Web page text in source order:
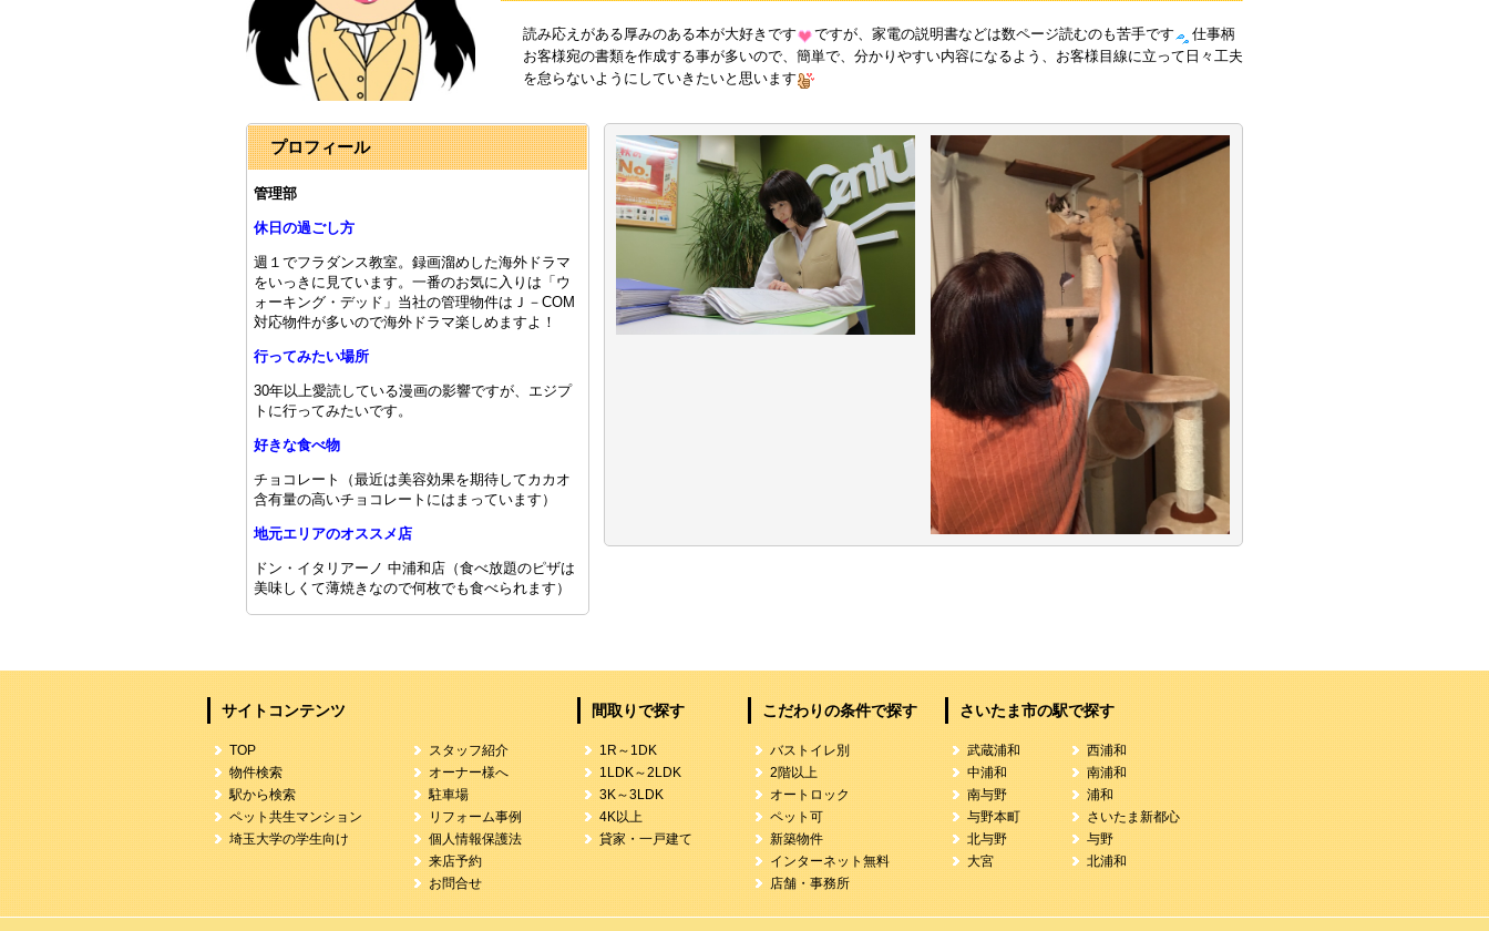
読み応えがある厚みのある本が大好きです ですが、家電の説明書などは数ページ読むのも苦手です
仕事柄
お客様宛の書類を作成する事が多いので、簡単で、分かりやすい内容になるよう、お客様目線に立って日々工夫
を怠らないようにしていきたいと思います
プロフィール
管理部
休日の過ごし方
週１でフラダンス教室。録画溜めした海外ドラマ
をいっきに見ています。一番のお気に入りは「ウ
ォーキング・デッド」当社の管理物件はＪ－COM
対応物件が多いので海外ドラマ楽しめますよ！
行ってみたい場所
30年以上愛読している漫画の影響ですが、エジプ
トに行ってみたいです。
好きな食べ物
チョコレート（最近は美容効果を期待してカカオ
含有量の高いチョコレートにはまっています）
地元エリアのオススメ店
ドン・イタリアーノ 中浦和店（食べ放題のピザは
美味しくて薄焼きなので何枚でも食べられます）
サイトコンテンツ
TOP
物件検索
駅から検索
ペット共生マンション
埼玉大学の学生向け
スタッフ紹介
オーナー様へ
駐車場
リフォーム事例
個人情報保護法
来店予約
お問合せ
間取りで探す
1R～1DK
1LDK～2LDK
3K～3LDK
4K以上
貸家・一戸建て
こだわりの条件で探す
バストイレ別
2階以上
オートロック
ペット可
新築物件
インターネット無料
店舗・事務所
さいたま市の駅で探す
武蔵浦和
中浦和
南与野
与野本町
北与野
大宮
西浦和
南浦和
浦和
さいたま新都心
与野
北浦和